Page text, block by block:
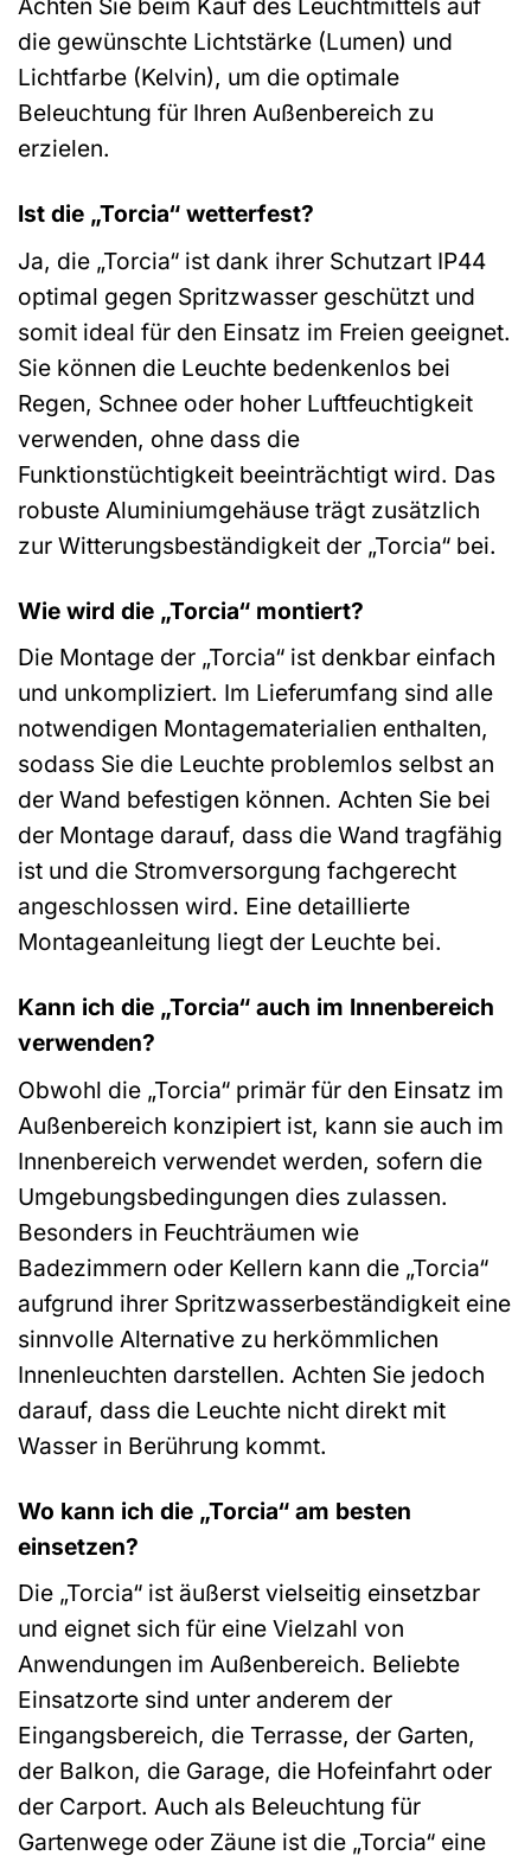
Achten Sie beim Kauf des Leuchtmittels auf
die gewünschte Lichtstärke (Lumen) und
Lichtfarbe (Kelvin), um die optimale
Beleuchtung für Ihren Außenbereich zu
erzielen.
Ist die „Torcia“ wetterfest?
Ja, die „Torcia“ ist dank ihrer Schutzart IP44
optimal gegen Spritzwasser geschützt und
somit ideal für den Einsatz im Freien geeignet.
Sie können die Leuchte bedenkenlos bei
Regen, Schnee oder hoher Luftfeuchtigkeit
verwenden, ohne dass die
Funktionstüchtigkeit beeinträchtigt wird. Das
robuste Aluminiumgehäuse trägt zusätzlich
zur Witterungsbeständigkeit der „Torcia“ bei.
Wie wird die „Torcia“ montiert?
Die Montage der „Torcia“ ist denkbar einfach
und unkompliziert. Im Lieferumfang sind alle
notwendigen Montagematerialien enthalten,
sodass Sie die Leuchte problemlos selbst an
der Wand befestigen können. Achten Sie bei
der Montage darauf, dass die Wand tragfähig
ist und die Stromversorgung fachgerecht
angeschlossen wird. Eine detaillierte
Montageanleitung liegt der Leuchte bei.
Kann ich die „Torcia“ auch im Innenbereich
verwenden?
Obwohl die „Torcia“ primär für den Einsatz im
Außenbereich konzipiert ist, kann sie auch im
Innenbereich verwendet werden, sofern die
Umgebungsbedingungen dies zulassen.
Besonders in Feuchträumen wie
Badezimmern oder Kellern kann die „Torcia“
aufgrund ihrer Spritzwasserbeständigkeit eine
sinnvolle Alternative zu herkömmlichen
Innenleuchten darstellen. Achten Sie jedoch
darauf, dass die Leuchte nicht direkt mit
Wasser in Berührung kommt.
Wo kann ich die „Torcia“ am besten
einsetzen?
Die „Torcia“ ist äußerst vielseitig einsetzbar
und eignet sich für eine Vielzahl von
Anwendungen im Außenbereich. Beliebte
Einsatzorte sind unter anderem der
Eingangsbereich, die Terrasse, der Garten,
der Balkon, die Garage, die Hofeinfahrt oder
der Carport. Auch als Beleuchtung für
Gartenwege oder Zäune ist die „Torcia“ eine